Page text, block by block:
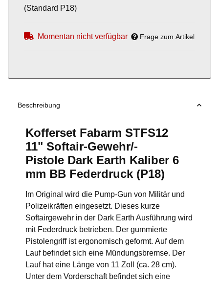
(Standard P18)
Momentan nicht verfügbar Frage zum Artikel
Beschreibung
Kofferset Fabarm STFS12
11" Softair-Gewehr/-
Pistole Dark Earth Kaliber 6
mm BB Federdruck (P18)
Im Original wird die Pump-Gun von Militär und
Polizeikräften eingesetzt. Dieses kurze
Softairgewehr in der Dark Earth Ausführung wird
mit Federdruck betrieben. Der gummierte
Pistolengriff ist ergonomisch geformt. Auf dem
Lauf befindet sich eine Mündungsbremse. Der
Lauf hat eine Länge von 11 Zoll (ca. 28 cm).
Unter dem Vorderschaft befindet sich eine